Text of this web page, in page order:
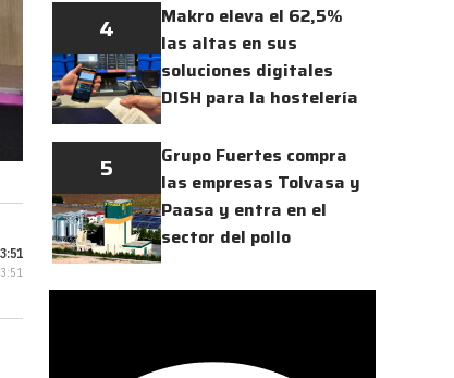
4
Makro eleva el 62,5%
las altas en sus
soluciones digitales
DISH para la hostelería
5
Grupo Fuertes compra
las empresas Tolvasa y
Paasa y entra en el
sector del pollo